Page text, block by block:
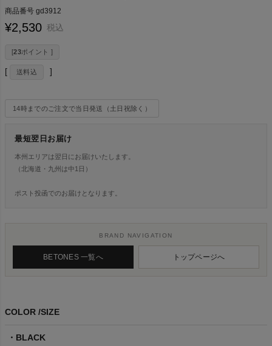
商品番号 gd3912
¥2,530 税込
[23ポイント ]
送料込
14時までのご注文で当日発送（土日祝除く）
最短翌日お届け
本州エリアは翌日にお届けいたします。
（北海道・九州は中1日）
ポスト投函でのお届けとなります。
BRAND NAVIGATION
BETONES 一覧へ トップページへ
COLOR SIZE
BLACK